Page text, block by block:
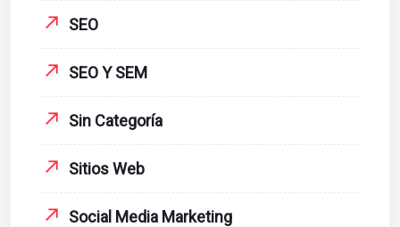
SEO
SEO Y SEM
Sin Categoría
Sitios Web
Social Media Marketing